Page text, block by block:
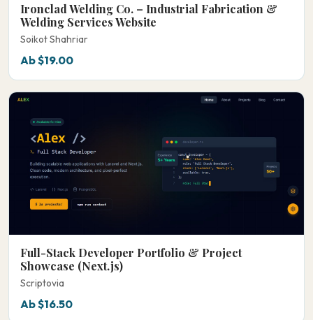
Ironclad Welding Co. – Industrial Fabrication &
Welding Services Website
Soikot Shahriar
Ab $19.00
Full-Stack Developer Portfolio & Project
Showcase (Next.js)
Scriptovia
Ab $16.50